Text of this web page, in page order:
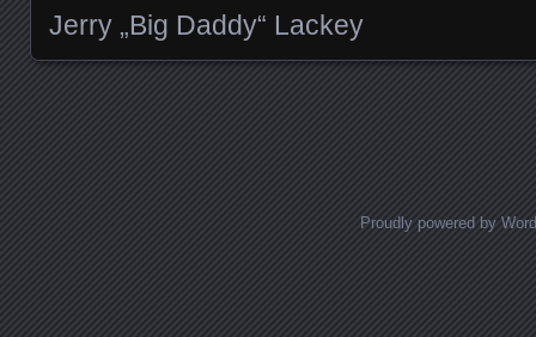
Jerry „Big Daddy“ Lackey
Proudly powered by